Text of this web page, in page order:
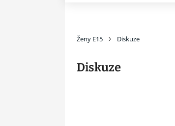
Ženy E15 Diskuze
Diskuze